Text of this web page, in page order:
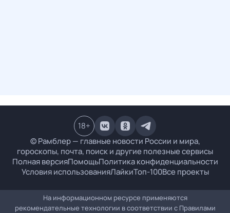
© Рамблер — главные новости России и мира,
гороскопы, почта, поиск и другие полезные сервисы
Полная версияПомощьПолитика конфиденциальности
Условия использованияЛайкиТоп-100Все проекты
18+
На информационном ресурсе применяются
рекомендательные технологии в соответствии с Правилами